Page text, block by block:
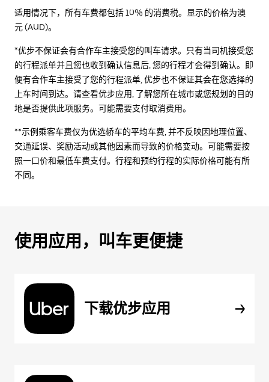
适用情况下，所有车费都包括 10％ 的消费税。显示的价格为澳
元 (AUD)。
*优步不保证会有合作车主接受您的叫车请求。只有当司机接受您
的行程派单并且您也收到确认信息后, 您的行程才会得到确认。即
便有合作车主接受了您的行程派单, 优步也不保证其会在您选择的
上车时间到达。请查看优步应用, 了解您所在城市或您规划的目的
地是否提供此项服务。可能需要支付取消费用。
**示例乘客车费仅为优选轿车的平均车费, 并不反映因地理位置、
交通延误、奖励活动或其他因素而导致的价格变动。可能需要按
照一口价和最低车费支付。行程和预约行程的实际价格可能有所
不同。
使用应用，叫车更便捷
下载优步应用